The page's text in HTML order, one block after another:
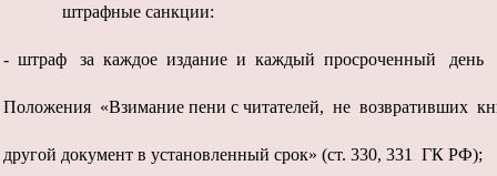
штрафные санкции:
- штраф за каждое издание и каждый просроченный день
Положения «Взимание пени с читателей, не возвративших
другой документ в установленный срок» (ст. 330, 331 ГК РФ);